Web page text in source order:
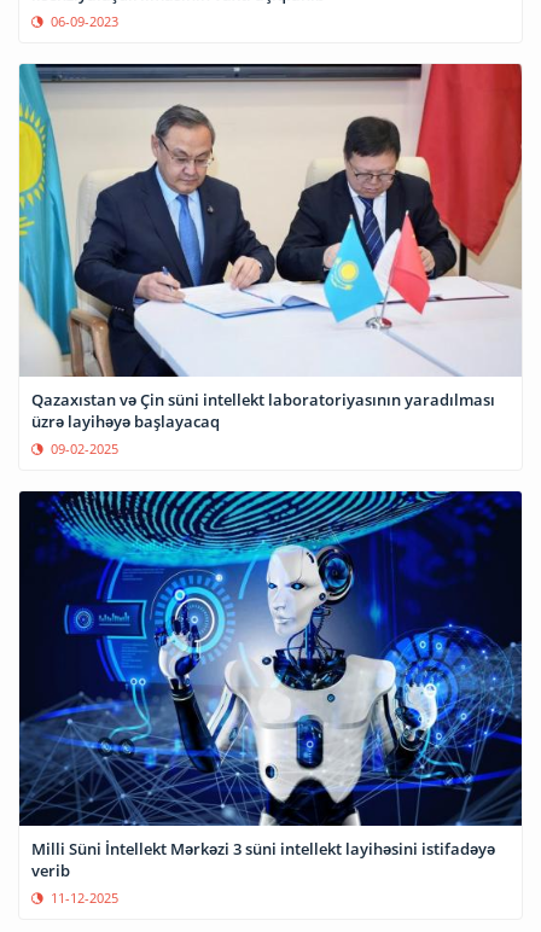
06-09-2023
Qazaxıstan və Çin süni intellekt laboratoriyasının yaradılması
üzrə layihəyə başlayacaq
09-02-2025
Milli Süni İntellekt Mərkəzi 3 süni intellekt layihəsini istifadəyə
verib
11-12-2025